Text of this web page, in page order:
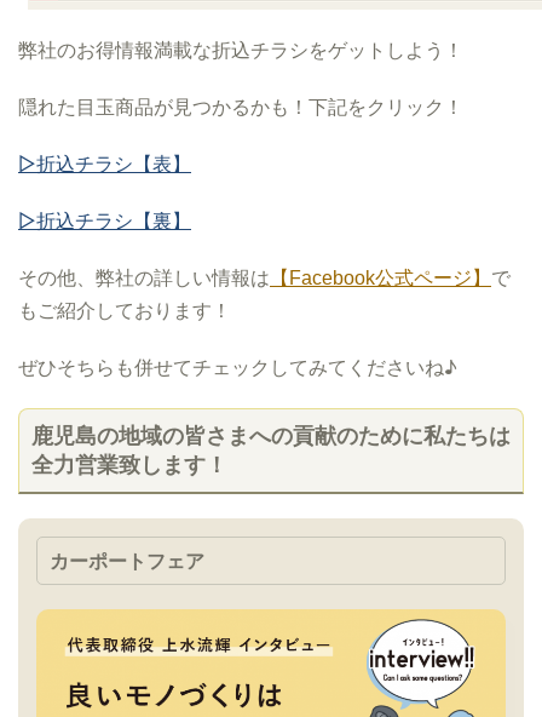
弊社のお得情報満載な折込チラシをゲットしよう！
隠れた目玉商品が見つかるかも！下記をクリック！
▷折込チラシ【表】
▷折込チラシ【裏】
その他、弊社の詳しい情報は 【Facebook公式ページ】 で
もご紹介しております！
ぜひそちらも併せてチェックしてみてくださいね♪
鹿児島の地域の皆さまへの貢献のために私たちは
全力営業致します！
カーポートフェア